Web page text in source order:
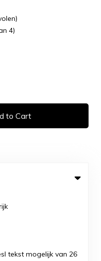
4)
to Cart
tekst mogelijk van 26